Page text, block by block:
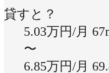
貸すと？
5.03万円/月
〜
6.85万円/月